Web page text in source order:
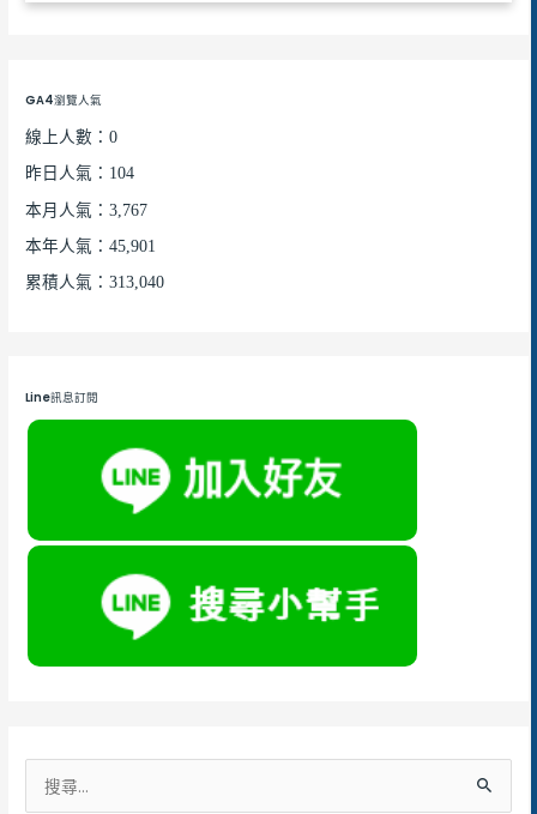
GA4瀏覽人氣
線上人數：0
昨日人氣：104
本月人氣：3,767
本年人氣：45,901
累積人氣：313,040
Line訊息訂閱